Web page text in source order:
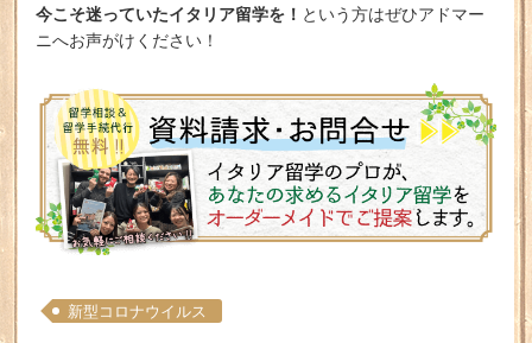
今こそ迷っていたイタリア留学を！ という方はぜひアドマー
ニへお声がけください！
新型コロナウイルス